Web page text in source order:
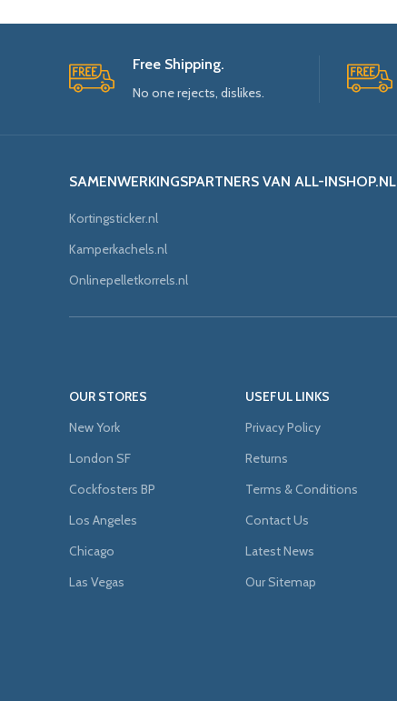
Free Shipping.
No one rejects, dislikes.
SAMENWERKINGSPARTNERS VAN ALL-INSHOP.NL
Kortingsticker.nl
Kamperkachels.nl
Onlinepelletkorrels.nl
OUR STORES
New York
London SF
Cockfosters BP
Los Angeles
Chicago
Las Vegas
USEFUL LINKS
Privacy Policy
Returns
Terms & Conditions
Contact Us
Latest News
Our Sitemap